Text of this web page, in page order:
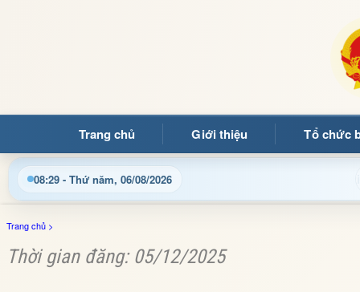
Trang chủ Giới thiệu Tổ chức
08:29 - Thứ năm, 06/08/2026
Chào mừng quý bạn đọc đến với Trang thông tin điện
Trang chủ >
Thời gian đăng: 05/12/2025